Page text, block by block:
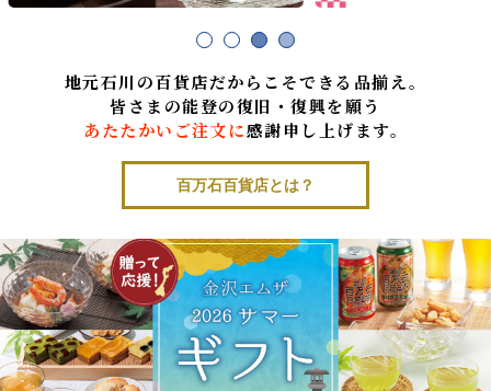
地元石川の百貨店だからこそできる品揃え。
皆さまの能登の復旧・復興を願う
あたたかいご注文に感謝申し上げます。
百万石百貨店とは？